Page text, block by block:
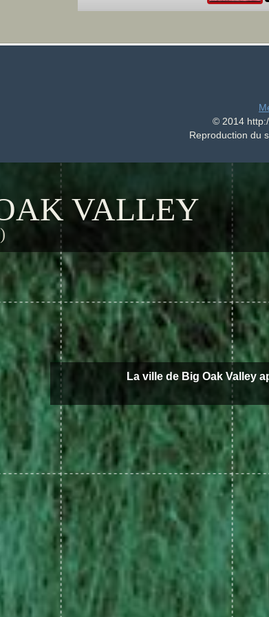
© 2014
Reproduction du
VALLEY
La ville de Big Oak Valley